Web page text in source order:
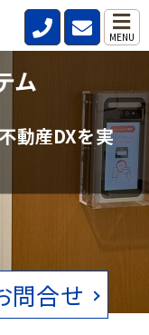
MENU
ム
動産DXを実
問合せ
内見確認の
FAXの手間をなくし